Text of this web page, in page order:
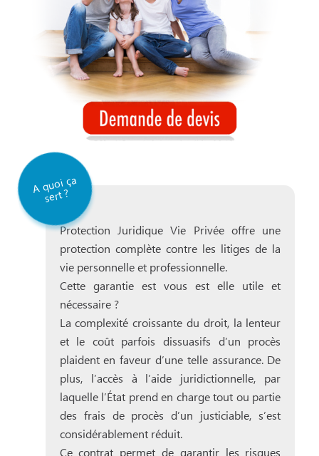
A
qu
oi ça
sert ?
Protection Juridique Vie Privée offre une
protection complète contre les litiges de la
vie personnelle et professionnelle.
Cette garantie est vous est elle utile et
nécessaire ?
La complexité croissante du droit, la lenteur
et le coût parfois dissuasifs d’un procès
plaident en faveur d’une telle assurance. De
plus, l’accès à l’aide juridictionnelle, par
laquelle l’État prend en charge tout ou partie
des frais de procès d’un justiciable, s’est
considérablement réduit.
Ce contrat permet de garantir les risques